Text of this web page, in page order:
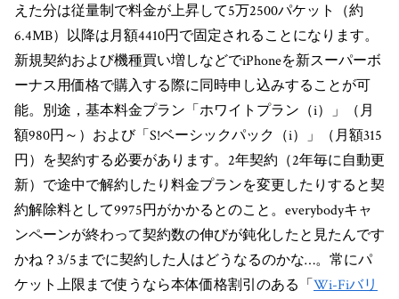
えた分は従量制で料金が上昇して5万2500パケット（約
6.4MB）以降は月額4410円で固定されることになります。
新規契約および機種買い増しなどでiPhoneを新スーパーボ
ーナス用価格で購入する際に同時申し込みすることが可
能。別途，基本料金プラン「ホワイトプラン（i）」（月
額980円～）および「S!ベーシックパック（i）」（月額315
円）を契約する必要があります。2年契約（2年毎に自動更
新）で途中で解約したり料金プランを変更したりすると契
約解除料として9975円がかかるとのこと。everybodyキャ
ンペーンが終わって契約数の伸びが鈍化したと見たんです
かね？3/5までに契約した人はどうなるのかな…。常にパ
ケット上限まで使うなら本体価格割引のある「Wi-Fiバリ